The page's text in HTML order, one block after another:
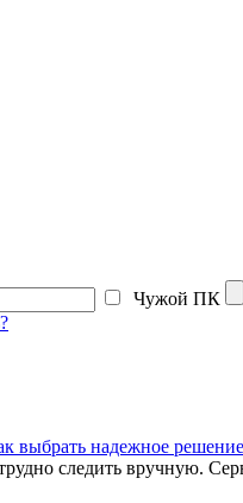
Чужой ПК
выбрать надежное
следить вручную.